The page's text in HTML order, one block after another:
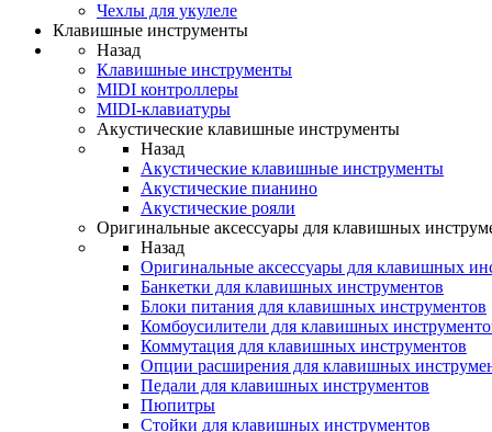
Чехлы для укулеле
Клавишные инструменты
Назад
Клавишные инструменты
MIDI контроллеры
MIDI-клавиатуры
Акустические клавишные инструменты
Назад
Акустические клавишные инструменты
Акустические пианино
Акустические рояли
Оригинальные аксессуары для клавишных
Назад
Оригинальные аксессуары для клавишных
Банкетки для клавишных инструментов
Блоки питания для клавишных инструментов
Комбоусилители для клавишных
Коммутация для клавишных инструментов
Опции расширения для клавишных
Педали для клавишных инструментов
Пюпитры
Стойки для клавишных инструментов